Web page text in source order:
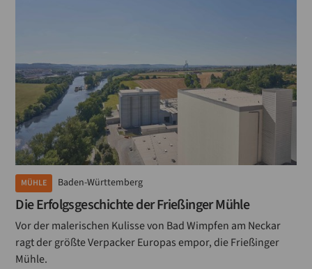
MÜHLE Baden-Württemberg
Die Erfolgsgeschichte der Frießinger Mühle
Vor der malerischen Kulisse von Bad Wimpfen am Neckar
ragt der größte Verpacker Europas empor, die Frießinger
Mühle.